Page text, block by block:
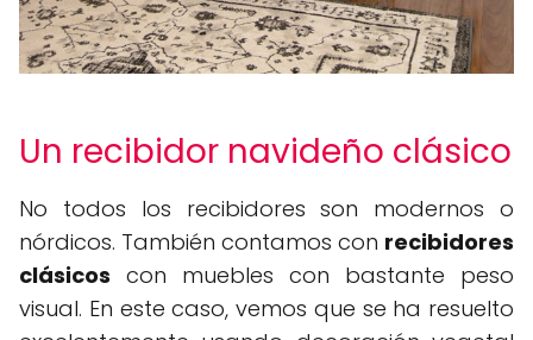
Un recibidor navideño clásico
No todos los recibidores son modernos o
nórdicos. También contamos con recibidores
clásicos con muebles con bastante peso
visual. En este caso, vemos que se ha resuelto